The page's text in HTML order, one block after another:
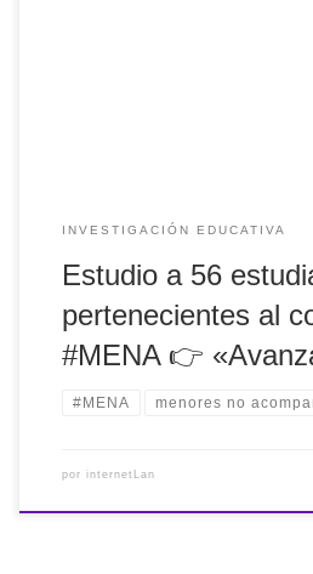
INVESTIGACIÓN EDUCATIVA
Estudio a 56
pertenecientes al
#MENA 👉
#MENA menores no
por internetLan